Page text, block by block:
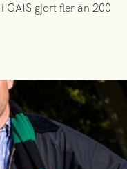
GAIS gjort fler än 200